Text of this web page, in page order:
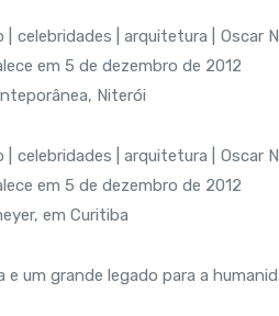
Niterói
em Curitiba
e um grande legado para a